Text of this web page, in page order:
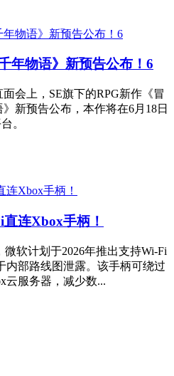
年物语》新预告公布！6
会上，SE旗下的RPG新作《冒
新预告公布，本作将在6月18日
。
连Xbox手柄！
微软计划于2026年推出支持Wi-Fi
内部路线图泄露。该手柄可绕过
云服务器，减少数...